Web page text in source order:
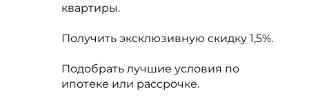
квартиры.
Получить эксклюзивную скидку 1,5%.
Подобрать лучшие условия по
ипотеке или рассрочке.